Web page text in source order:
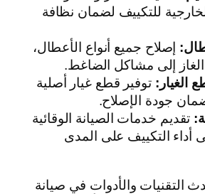
للتكييف لضمان نظافة
إصلاح جميع أنواع الأعطال،
إلى مشاكل الضاغط.
الغيار: توفير قطع غيار أصلية
جودة الإصلاح.
تقديم خدمات الصيانة الوقائية
أداء التكييف على المدى
التقنيات والأدوات في صيانة